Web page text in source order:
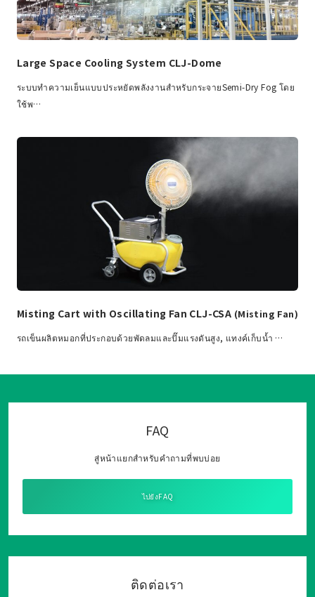
Large Space Cooling System CLJ-Dome
ระบบทำความเย็นแบบประหยัดพลังงานสำหรับกระจายSemi-Dry Fog โดย
ใช้พ…
Misting Cart with Oscillating Fan CLJ-CSA (Misting Fan)
รถเข็นผลิตหมอกที่ประกอบด้วยพัดลมและปั๊มแรงดันสูง, แทงค์เก็บน้ำ …
FAQ
สู่หน้าแยกสำหรับคำถามที่พบบ่อย
ไปยังFAQ
ติดต่อเรา